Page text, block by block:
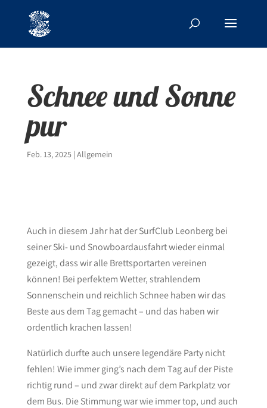
Schnee und Sonne
pur
Feb. 13, 2025| Allgemein
Auch in diesem Jahr hat der SurfClub Leonberg bei
seiner Ski- und Snowboardausfahrt wieder einmal
gezeigt, dass wir alle Brettsportarten vereinen
können! Bei perfektem Wetter, strahlendem
Sonnenschein und reichlich Schnee haben wir das
Beste aus dem Tag gemacht – und das haben wir
ordentlich krachen lassen!
Natürlich durfte auch unsere legendäre Party nicht
fehlen! Wie immer ging’s nach dem Tag auf der Piste
richtig rund – und zwar direkt auf dem Parkplatz vor
dem Bus. Die Stimmung war wie immer top, und auch